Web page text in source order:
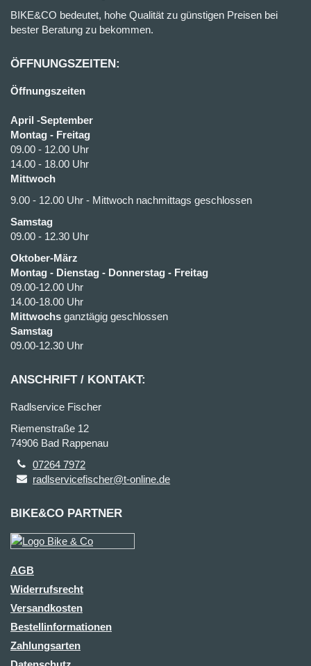
BIKE&CO bedeutet, hohe Qualität zu günstigen Preisen bei
bester Beratung zu bekommen.
ÖFFNUNGSZEITEN:
Öffnungszeiten
April -September
Montag - Freitag
09.00 - 12.00 Uhr
14.00 - 18.00 Uhr
Mittwoch
9.00 - 12.00 Uhr - Mittwoch nachmittags geschlossen
Samstag
09.00 - 12.30 Uhr
Oktober-März
Montag - Dienstag - Donnerstag - Freitag
09.00-12.00 Uhr
14.00-18.00 Uhr
Mittwochs ganztägig geschlossen
Samstag
09.00-12.30 Uhr
ANSCHRIFT / KONTAKT:
Radlservice Fischer
Riemenstraße 12
74906 Bad Rappenau
07264 7972
radlservicefischer@t-online.de
BIKE&CO PARTNER
AGB
Widerrufsrecht
Versandkosten
Bestellinformationen
Zahlungsarten